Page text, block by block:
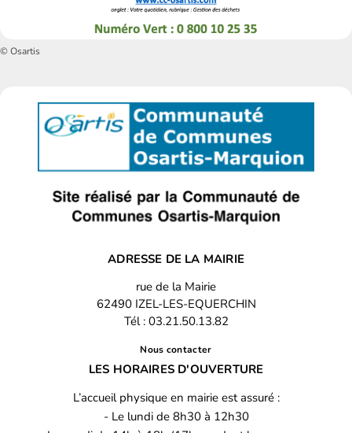
© Osartis
ADRESSE DE LA MAIRIE
rue de la Mairie
62490 IZEL-LES-EQUERCHIN
Tél : 03.21.50.13.82
Nous contacter
LES HORAIRES D'OUVERTURE
L’accueil physique en mairie est assuré :
- Le lundi de 8h30 à 12h30